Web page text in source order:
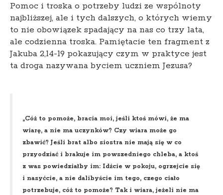
Pomoc i troska o potrzeby ludzi ze wspólnoty
najbliższej, ale i tych dalszych, o których wiemy
to nie obowiązek spadający na nas co trzy lata,
ale codzienna troska. Pamiętacie ten fragment z
Jakuba 2,14-19 pokazujący czym w praktyce jest
ta droga nazywana byciem uczniem Jezusa?
„Cóż to pomoże, bracia moi, jeśli ktoś mówi, że ma
wiarę, a nie ma uczynków? Czy wiara może go
zbawić? Jeśli brat albo siostra nie mają się w co
przyodziać i brakuje im powszedniego chleba, a ktoś
z was powiedziałby im: Idźcie w pokoju, ogrzejcie się
i nasyćcie, a nie dalibyście im tego, czego ciało
potrzebuje, cóż to pomoże? Tak i wiara, jeżeli nie ma